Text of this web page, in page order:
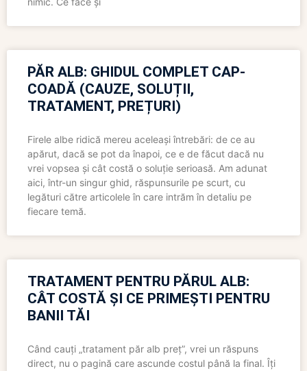
PĂR ALB: GHIDUL COMPLET CAP-
COADĂ (CAUZE, SOLUȚII,
TRATAMENT, PREȚURI)
Firele albe ridică mereu aceleași întrebări: de ce au
apărut, dacă se pot da înapoi, ce e de făcut dacă nu
vrei vopsea și cât costă o soluție serioasă. Am adunat
aici, într-un singur ghid, răspunsurile pe scurt, cu
legături către articolele în care intrăm în detaliu pe
fiecare temă.
TRATAMENT PENTRU PĂRUL ALB:
CÂT COSTĂ ȘI CE PRIMEȘTI PENTRU
BANII TĂI
Când cauți „tratament păr alb preț”, vrei un răspuns
direct, nu o pagină care ascunde costul până la final. Îți